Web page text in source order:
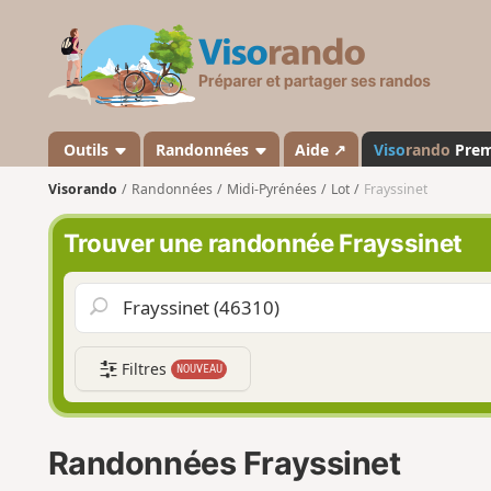
s
a
n
o
Outils Randonnées Aide ↗ Visorando
Visorando Randonnées Midi-Pyrénées Lot Frayssinet
Trouver une randonnée Frayssinet
Filtres NOUVEAU
Randonnées Frayssinet